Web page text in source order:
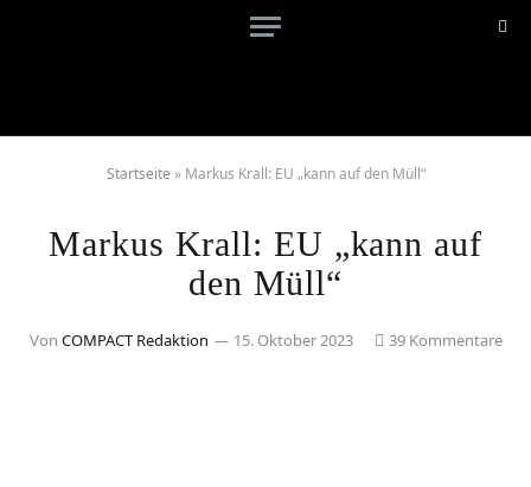
Startseite » Markus Krall: EU „kann auf den Müll“
Markus Krall: EU „kann auf
den Müll“
Von COMPACT Redaktion 15. Oktober 2023 39 Kommentare